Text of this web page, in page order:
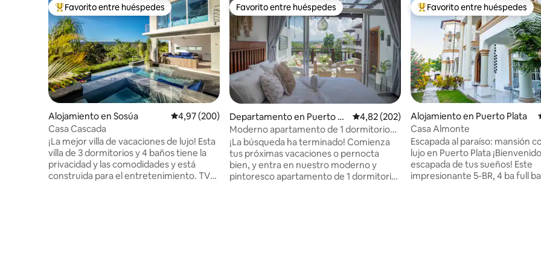
Favorito entre los huéspedes más destacados
Favorito entre huéspedes
Alojamiento en Sosúa Calificación promedio: 4,97 de 5. 200 evaluaciones
4,97 (200)
Casa Cascada
¡La mejor villa de vacaciones de lujo! Esta
villa de 3 dormitorios y 4 baños tiene la
privacidad y las comodidades y está
construida para el entretenimiento. TV
Favorito entre huéspedes
Favorito entre huéspedes
Departamento en Puerto Pl
ata
Calificación promedio: 4,82 de 5. 202
4,82 (202)
Moderno apartamento de 1 dormitorio
con piscina, playa
¡La búsqueda ha terminado! Comienza
tus próximas vacaciones o pernocta
bien, y entra en nuestro moderno y
pintoresco apartamento de 1 dormitorio
Favorito entre los huéspedes
Favorito entre huéspedes
Alojamiento en Puerto Plata
Casa Almonte
Escapada al paraíso: mansión
lujo en Puerto Plata ¡Bienvenido a la
escapada de tus sueños! Este
impresionante 5-BR, 4 ba full